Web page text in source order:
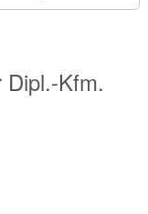
Dipl.-Kfm.